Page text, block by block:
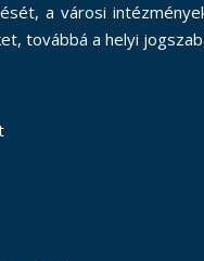
a városi
továbbá a helyi